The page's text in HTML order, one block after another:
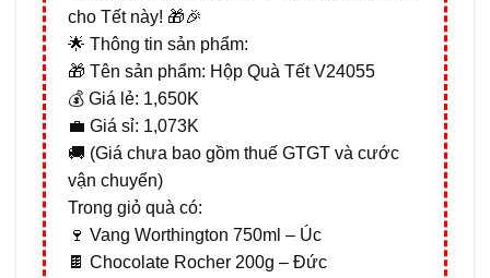
cho Tết này! 🎁🎉
🌟 Thông tin sản phẩm:
🎁 Tên sản phẩm: Hộp Quà Tết V24055
💰 Giá lẻ: 1,650K
💼 Giá sỉ: 1,073K
🚚 (Giá chưa bao gồm thuế GTGT và cước
vận chuyển)
Trong giỏ quà có:
🍷 Vang Worthington 750ml – Úc
🍫 Chocolate Rocher 200g – Đức